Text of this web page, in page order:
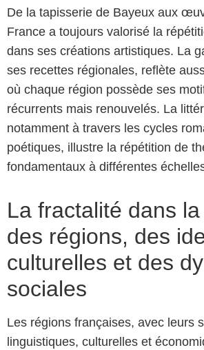
De la tapisserie de Bayeux aux
France a toujours valorisé la
dans ses créations artistiques. La
ses recettes régionales, reflète
où chaque région possède ses
récurrents mais renouvelés. La
notamment à travers les cycles
poétiques, illustre la répétition de
fondamentaux à différentes
La fractalité dans
des régions, des
culturelles et des
sociales
Les régions françaises, avec leurs
linguistiques, culturelles et